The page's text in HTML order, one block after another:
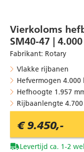
Vierkoloms
SM40-47 |
Fabrikant: Rotary
Vlakke rijbanen
Hefvermogen 4.000
Hefhoogte 1.957
Rijbaanlengte
€ 9.450,-
Levertijd ca. 1-2